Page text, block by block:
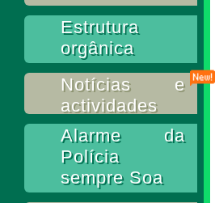
Estrutura
orgânica
Notícias e
actividades
Alarme da
Polícia
sempre Soa